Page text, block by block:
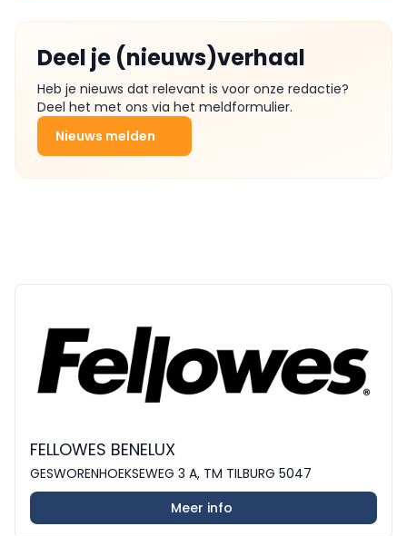
Deel je (nieuws)verhaal
Heb je nieuws dat relevant is voor onze redactie?
Deel het met ons via het meldformulier.
Nieuws melden
FELLOWES BENELUX
GESWORENHOEKSEWEG 3 A, TM TILBURG 5047
Meer info